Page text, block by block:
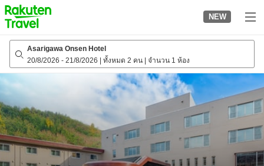
to
top
page
NEW
Asarigawa Onsen Hotel
20/8/2026 - 21/8/2026 ทั้งหมด 2 คน จำนวน 1 ห้อง